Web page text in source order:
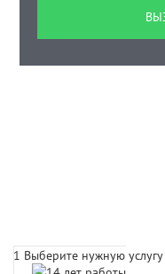
1 Выберите нужную услугу